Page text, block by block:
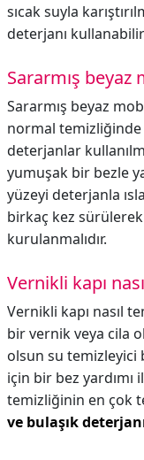
sıcak suyla
deterjanı
Sararmış beyaz
Sararmış beyaz
normal temizliğinde
deterjanlar
yumuşak bir bezle
yüzeyi deterjanla
birkaç kez sürülerek
kurulanmalıdır.
Vernikli kapı
Vernikli kapı nasıl
bir vernik veya cila
olsun su
için bir bez yardımı
temizliğinin en çok
ve bulaşık